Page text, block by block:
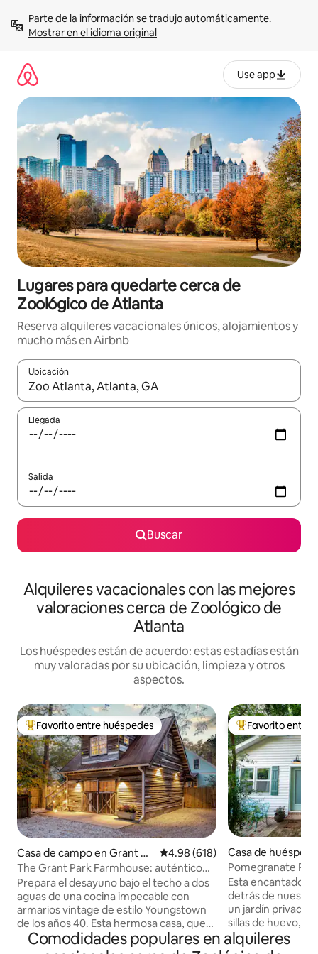
contenidoMostrar en el idioma original
Use app
Lugares para quedarte cerca de
Zoológico de Atlanta
Reserva alquileres vacacionales únicos, alojamientos y
mucho más en Airbnb
Ubicación
Cuando los resultados estén disponibles, navega con las
Llegada
Salida
Buscar
Alquileres vacacionales con las mejores
valoraciones cerca de Zoológico de
Atlanta
Los huéspedes están de acuerdo: estas estadías están
muy valoradas por su ubicación, limpieza y otros
aspectos.
Favorito entre huéspedes preferido
Favorito entre huéspedes
Casa de campo en Grant Pa
rk
Calificación promedio: 4.98 de
4.98 (618)
The Grant Park Farmhouse: auténtico
encanto sureño
Prepara el desayuno bajo el techo a dos
aguas de una cocina impecable con
armarios vintage de estilo Youngstown
de los años 40. Esta hermosa casa, que
combina revestimientos de madera
blanca, suelos de madera de roble y
Favorito entre
Favorito entre
Casa de
ta
Pomegranate Place Cabaña
corazón de
Esta encantadora
detrás de nuestra
un jardín privado
sillas de huevo,
espacio para
cerca del
Comodidades populares en alquileres